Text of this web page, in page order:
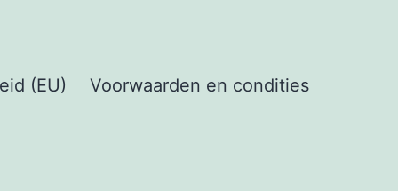
(EU) Voorwaarden en condities